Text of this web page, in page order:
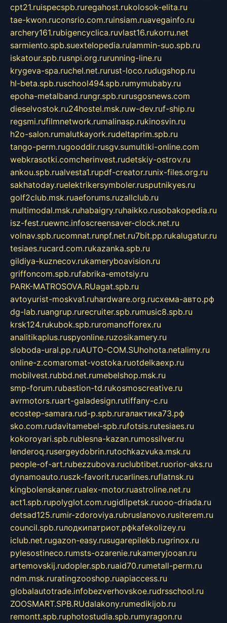
cpt21.ruispecspb.ruregahost.rukolosok-elita.ru
tae-kwon.ruconsrio.com.ruinsiam.ruavegainfo.ru
archery161.rubigencyclica.ruvlast16.rukorru.net
sarmiento.spb.suextelopedia.rulammin-suo.spb.ru
iskatour.spb.rusnpi.org.rurunning-line.ru
krygeva-spa.ruchel.net.rurust-loco.rudugshop.ru
hl-beta.spb.ruschool494.spb.rumymubaby.ru
epoha-metalband.rungr.spb.rurusgosnews.com
dieselvostok.ru24hostel.msk.ruw-dev.ruf-ship.ru
regsmi.rufilmnetwork.rumalinasp.rukinosvin.ru
h2o-salon.rumalutkayork.rudeltaprim.spb.ru
tango-perm.rugooddir.rusgv.sumultiki-online.com
webkrasotki.comcherinvest.rudetskiy-ostrov.ru
ankou.spb.rualvesta1.rupdf-creator.runix-files.org.ru
sakhatoday.ruelektrikersymboler.rusputnikyes.ru
golf2club.msk.ruaeforums.ruzallclub.ru
multimodal.msk.ruhabaigry.ruhaikko.rusobakopedia.ru
isz-fest.ruewnc.infoscreensaver-clock.net.ru
volnav.spb.rucomnat.runpf.net.ru7bit.pp.rukalugatur.ru
tesiaes.rucard.com.rukazanka.spb.ru
gildiya-kuznecov.rukameryboavision.ru
griffoncom.spb.rufabrika-emotsiy.ru
PARK-MATROSOVA.RUagat.spb.ru
avtoyurist-moskva1.ruhardware.org.ruсхема-авто.рф
dg-lab.ruangrup.rurecruiter.spb.rumusic8.spb.ru
krsk124.rukubok.spb.ruromanofforex.ru
analitikaplus.ruspyonline.ruzosikamery.ru
sloboda-ural.pp.ruAUTO-COM.SUhohota.netalimy.ru
online-z.comaromat-vostoka.ruotdelkaexp.ru
mobilvest.rubbd.net.rumebelshop.msk.ru
smp-forum.rubastion-td.rukosmoscreative.ru
avrmotors.ruart-galadesign.rutiffany-c.ru
ecostep-samara.rud-p.spb.ruгалактика73.рф
sko.com.rudavitamebel-spb.rufotsis.rutesiaes.ru
kokoroyari.spb.rublesna-kazan.rumossilver.ru
lenderoq.rusergeydobrin.rutochkazvuka.msk.ru
people-of-art.rubezzubova.ruclubtibet.ruorior-aks.ru
dynamoauto.ruszk-favorit.rucarlines.ruflatnsk.ru
kingbolenskaner.rualex-motor.ruastroline.net.ru
act1.spb.rupolyglot.com.rugidlipetsk.ruooo-driada.ru
detsad125.rumir-zdoroviya.rubruslanovo.rusiterem.ru
council.spb.ruлодкипатриот.рфkafekolizey.ru
iclub.net.rugazon-easy.rusugarepilekb.rugrinox.ru
pylesostineco.rumsts-ozarenie.rukameryjooan.ru
artemovskij.rudopler.spb.ruaid70.rumetall-perm.ru
ndm.msk.ruratingzooshop.ruapiaccess.ru
globalautotrade.infobezverhovskoe.rudrsschool.ru
ZOOSMART.SPB.RUdalakony.rumedikijob.ru
remontt.spb.ruphotostudia.spb.rumyragon.ru